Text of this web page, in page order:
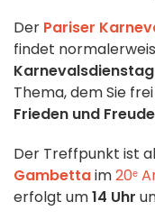
Der Pariser
findet
Karnevalsdienstag
Thema, dem Sie
Frieden und Freude
Der Treffpunkt ist
Gambettaim20ᵉ
erfolgt um14 Uhr